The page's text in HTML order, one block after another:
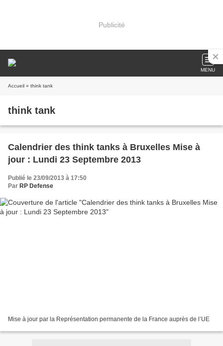
Publicité
MENU
Accueil » think tank
think tank
Calendrier des think tanks à Bruxelles Mise à
jour : Lundi 23 Septembre 2013
Publié le 23/09/2013 à 17:50
Par RP Defense
Mise à jour par la Représentation permanente de la France auprès de l’UE